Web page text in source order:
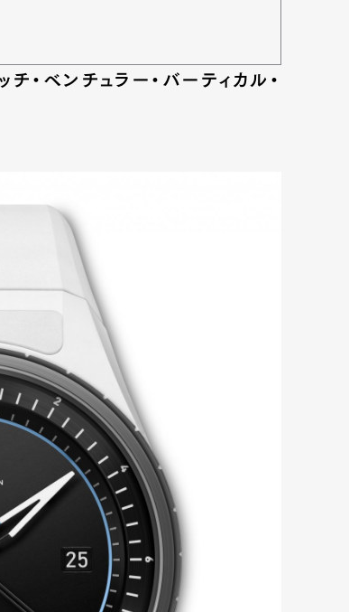
・ベンチュラー・バーティカル・